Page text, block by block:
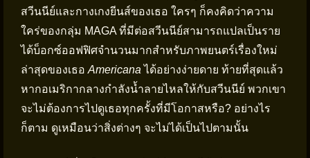
สวีนนีย์และกางเกงยีนส์ของเธอ ใครๆ ก็คงคิดว่าความ
ใคร่ของกลุ่ม MAGA ที่มีต่อสวีนนีย์สามารถแปลเป็นราย
ได้บ็อกซ์ออฟฟิศจำนวนมากสำหรับภาพยนตร์เรื่องใหม่
ล่าสุดของเธอ Americana ได้อย่างง่ายดาย ท้ายที่สุดแล้ว
หากอเมริกากลางกำลังน้ำลายไหลให้กับสวีนนีย์ พวกเขา
จะไม่ต้องการไปดูเธอทุกครั้งที่มีโอกาสหรือ? อย่างไร
ก็ตาม ดูเหมือนว่าสิ่งต่างๆ จะไม่ได้เป็นไปตามนั้น